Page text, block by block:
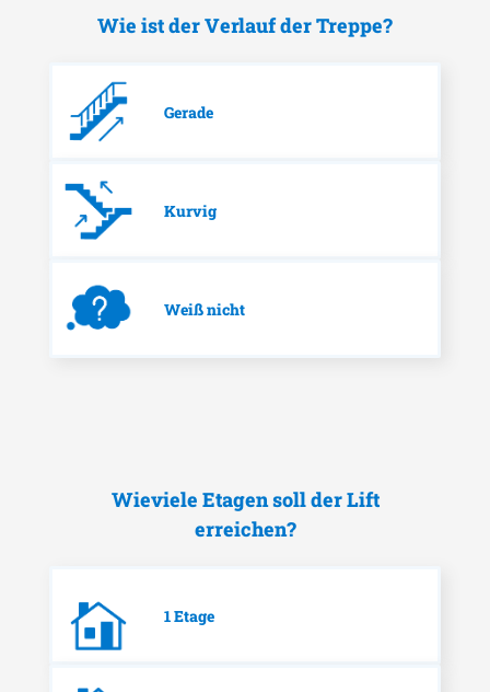
Wie ist der Verlauf der Treppe?
Gerade
Kurvig
Weiß nicht
Wieviele Etagen soll der Lift
erreichen?
1 Etage